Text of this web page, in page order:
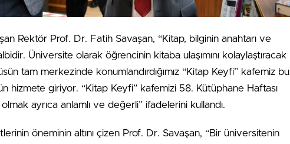
Rektör Prof. Dr. Fatih Savaşan, “Kitap, bilginin anahtarı ve
Üniversite olarak öğrencinin kitaba ulaşımını kolaylaştıracak
tam merkezinde konumlandırdığımız “Kitap Keyfi” kafemiz bu
hizmete giriyor. “Kitap Keyfi” kafemizi 58. Kütüphane Haftası
ayrıca anlamlı ve değerli” ifadelerini kullandı.
öneminin altını çizen Prof. Dr. Savaşan, “Bir üniversitenin